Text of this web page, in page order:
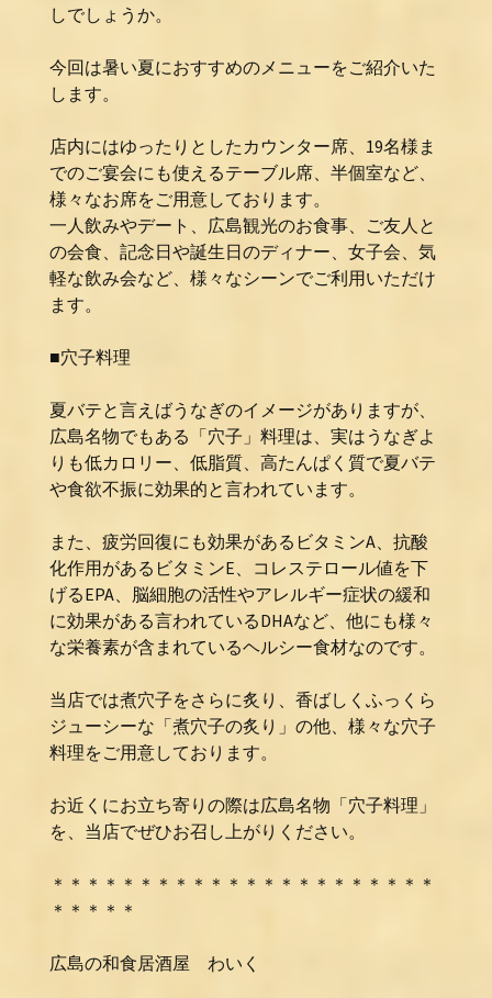
しでしょうか。
今回は暑い夏におすすめのメニューをご紹介いた
します。
店内にはゆったりとしたカウンター席、19名様ま
でのご宴会にも使えるテーブル席、半個室など、
様々なお席をご用意しております。
一人飲みやデート、広島観光のお食事、ご友人と
の会食、記念日や誕生日のディナー、女子会、気
軽な飲み会など、様々なシーンでご利用いただけ
ます。
■穴子料理
夏バテと言えばうなぎのイメージがありますが、
広島名物でもある「穴子」料理は、実はうなぎよ
りも低カロリー、低脂質、高たんぱく質で夏バテ
や食欲不振に効果的と言われています。
また、疲労回復にも効果があるビタミンA、抗酸
化作用があるビタミンE、コレステロール値を下
げるEPA、脳細胞の活性やアレルギー症状の緩和
に効果がある言われているDHAなど、他にも様々
な栄養素が含まれているヘルシー食材なのです。
当店では煮穴子をさらに炙り、香ばしくふっくら
ジューシーな「煮穴子の炙り」の他、様々な穴子
料理をご用意しております。
お近くにお立ち寄りの際は広島名物「穴子料理」
を、当店でぜひお召し上がりください。
＊＊＊＊＊＊＊＊＊＊＊＊＊＊＊＊＊＊＊＊＊＊
＊＊＊＊＊
広島の和食居酒屋 わいく